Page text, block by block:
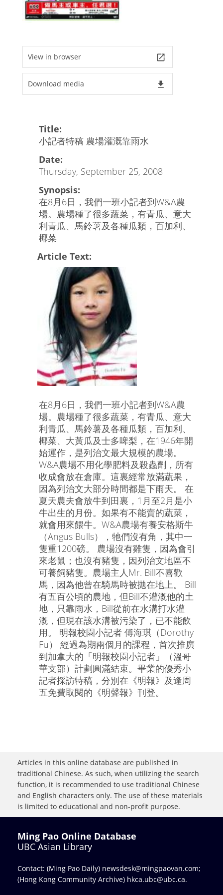
View in browser launch
Download media file_download
Title:
小記者特稿 農場灌溉靠雨水
Date:
Thursday, September 25, 2008
Synopsis:
在8月6日，我們一班小記者到W&A農
場。農場種了很多蔬菜，有青瓜、意大
利青瓜、馬鈴薯及各種瓜類，百加利、
椰菜
Article Text:
在8月6日，我們一班小記者到W&A農
場。農場種了很多蔬菜，有青瓜、意大
利青瓜、馬鈴薯及各種瓜類，百加利、
椰菜、大黃瓜及士多啤梨，在1946年開
始運作，是列治文最大規模的農場。
W&A農場不用化學肥料及殺蟲劑，所有
收成會放在倉庫。這裏經常放滿蔬果，
因為列治文大部分時間都是下雨天。 在
夏天農夫會放牛到田裏，1月至2月是小
牛出生的月份。如果有不能賣的蔬菜，
就會用來餵牛。W&A農場有養安格斯牛
（Angus Bulls），牠們沒有角，其中一
隻重1200磅。 農場沒有雞隻，因為會引
來老鼠；也沒有豬隻，因列治文地區不
可養飼豬隻。農場主人Mr. Bill不喜歡
馬，因為他曾在騎馬時被拋在地上。 Bill
有五百公頃的農地，但Bill不灌溉他的土
地，只靠雨水，Bill從前在水溝打水灌
溉，但現在該水溝被污染了，已不能飲
用。 明報校園小記者 傅海琪（Dorothy
Fu） 經過為期兩個月的課程，首次推廣
到加拿大的「明報校園小記者」（溫哥
華支部）計劃圓滿結束。畢業的優秀小
記者採訪特稿，分別在《明報》及逢周
五免費取閱的《明聲報》刊登。
Articles in this online database are published in
traditional Chinese. As such, when utilizing the search
function, it is recommended to use traditional Chinese
and English characters only. The use of these materials
is limited to educational and non-profit purpose.
Ming Pao Online Database
UBC Asian Library
Contact: (Ming Pao Daily) newsdesk@mingpaovan.com;
(Hong Kong Community Archive) hkca.ubc@ubc.ca.